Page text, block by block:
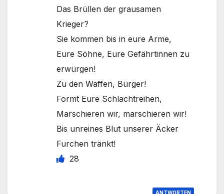
Das Brüllen der grausamen
Krieger?
Sie kommen bis in eure Arme,
Eure Söhne, Eure Gefährtinnen zu
erwürgen!
Zu den Waffen, Bürger!
Formt Eure Schlachtreihen,
Marschieren wir, marschieren wir!
Bis unreines Blut unserer Äcker
Furchen tränkt!
28
ANTWORTEN